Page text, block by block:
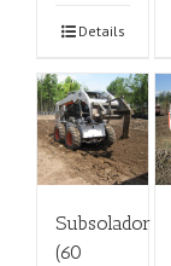
Details
Subsolador
(60